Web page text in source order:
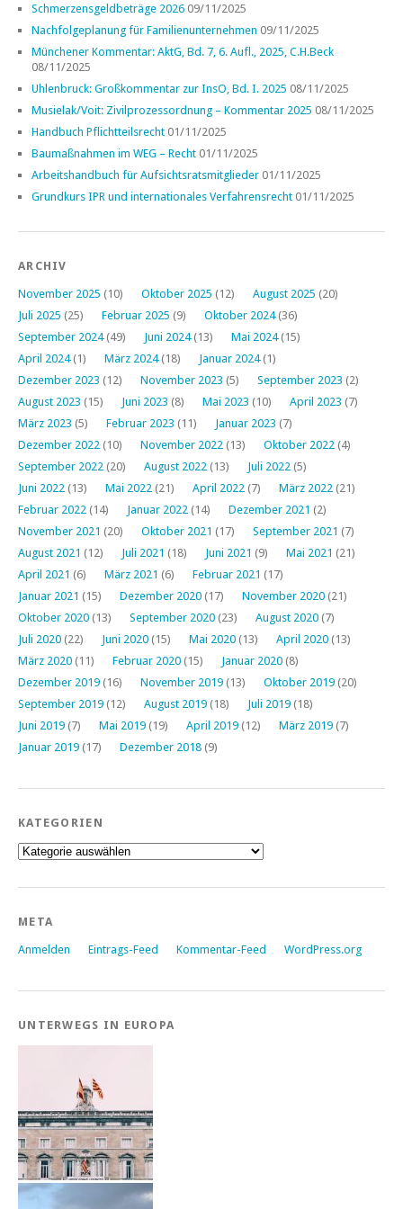
Schmerzensgeldbeträge 2026 09/11/2025
Nachfolgeplanung für Familienunternehmen 09/11/2025
Münchener Kommentar: AktG, Bd. 7, 6. Aufl., 2025, C.H.Beck
08/11/2025
Uhlenbruck: Großkommentar zur InsO, Bd. I. 2025 08/11/2025
Musielak/Voit: Zivilprozessordnung – Kommentar 2025 08/11/2025
Handbuch Pflichtteilsrecht 01/11/2025
Baumaßnahmen im WEG – Recht 01/11/2025
Arbeitshandbuch für Aufsichtsratsmitglieder 01/11/2025
Grundkurs IPR und internationales Verfahrensrecht 01/11/2025
ARCHIV
November 2025 (10) Oktober 2025 (12) August 2025 (20)
Juli 2025 (25) Februar 2025 (9) Oktober 2024(36)
September 2024(49) Juni 2024(13) Mai 2024(15)
April 2024(1) März 2024(18) Januar 2024(1)
Dezember 2023 (12) November 2023 (5) September 2023 (2)
August 2023 (15) Juni 2023 (8) Mai 2023 (10) April 2023 (7)
März 2023 (5) Februar 2023 (11) Januar 2023 (7)
Dezember 2022 (10) November 2022 (13) Oktober 2022 (4)
September 2022 (20) August 2022 (13) Juli 2022 (5)
Juni 2022 (13) Mai 2022 (21) April 2022 (7) März 2022 (21)
Februar 2022 (14) Januar 2022 (14) Dezember 2021 (2)
November 2021 (20) Oktober 2021 (17) September 2021 (7)
August 2021 (12) Juli 2021 (18) Juni 2021 (9) Mai 2021 (21)
April 2021 (6) März 2021 (6) Februar 2021 (17)
Januar 2021 (15) Dezember 2020 (17) November 2020 (21)
Oktober 2020 (13) September 2020 (23) August 2020 (7)
Juli 2020 (22) Juni 2020 (15) Mai 2020 (13) April 2020 (13)
März 2020 (11) Februar 2020 (15) Januar 2020 (8)
Dezember 2019 (16) November 2019 (13) Oktober 2019 (20)
September 2019 (12) August 2019 (18) Juli 2019 (18)
Juni 2019 (7) Mai 2019 (19) April 2019 (12) März 2019 (7)
Januar 2019 (17) Dezember 2018 (9)
KATEGORIEN
Kategorien
META
Anmelden Eintrags-Feed Kommentar-Feed WordPress.org
UNTERWEGS IN EUROPA